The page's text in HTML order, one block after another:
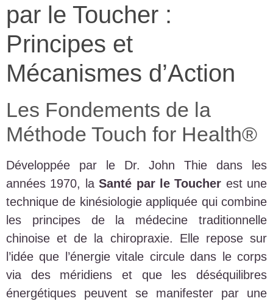
par le Toucher :
Principes et
Mécanismes d’Action
Les Fondements de la
Méthode Touch for Health®
Développée par le Dr. John Thie dans les
années 1970, laSanté par le Toucher est une
technique de kinésiologie appliquée qui combine
les principes de la médecine traditionnelle
chinoise et de la chiropraxie. Elle repose sur
l’idée que l’énergie vitale circule dans le corps
via des méridiens et que les déséquilibres
énergétiques peuvent se manifester par une